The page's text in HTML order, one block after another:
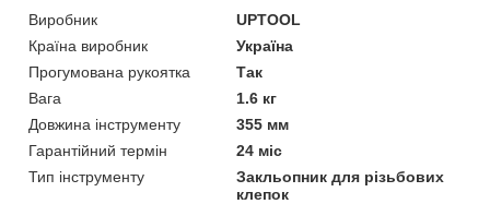
Виробник
UPTOOL
Країна виробник
Україна
Прогумована рукоятка
Так
Вага
1.6 кг
Довжина інструменту
355 мм
Гарантійний термін
24 міс
Тип інструменту
Закльопник для різьбових
клепок